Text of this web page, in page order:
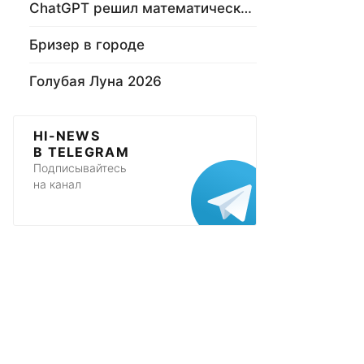
ChatGPT решил математическую задачу
Бризер в городе
Голубая Луна 2026
HI-NEWS
В TELEGRAM
Подписывайтесь
на канал